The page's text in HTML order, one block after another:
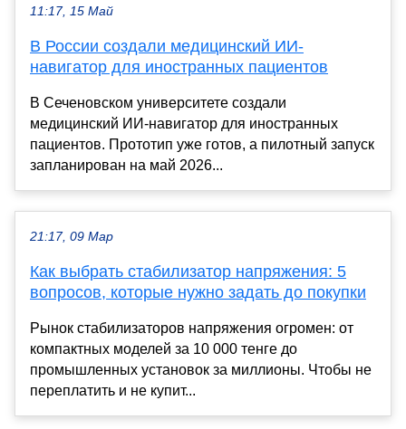
11:17, 15 Май
В России создали медицинский ИИ-
навигатор для иностранных пациентов
В Сеченовском университете создали
медицинский ИИ-навигатор для иностранных
пациентов. Прототип уже готов, а пилотный запуск
запланирован на май 2026...
21:17, 09 Мар
Как выбрать стабилизатор напряжения: 5
вопросов, которые нужно задать до покупки
Рынок стабилизаторов напряжения огромен: от
компактных моделей за 10 000 тенге до
промышленных установок за миллионы. Чтобы не
переплатить и не купит...